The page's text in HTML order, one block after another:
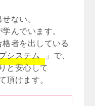
ない。
んでいます。
者を出している
システム
」で、
と安心して
頂けます。